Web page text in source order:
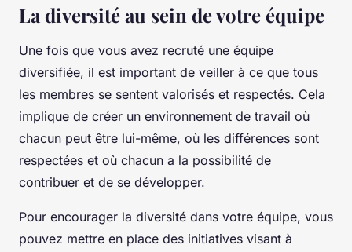
La diversité au sein de votre équipe
Une fois que vous avez recruté une équipe
diversifiée, il est important de veiller à ce que tous
les membres se sentent valorisés et respectés. Cela
implique de créer un environnement de travail où
chacun peut être lui-même, où les différences sont
respectées et où chacun a la possibilité de
contribuer et de se développer.
Pour encourager la diversité dans votre équipe, vous
pouvez mettre en place des initiatives visant à